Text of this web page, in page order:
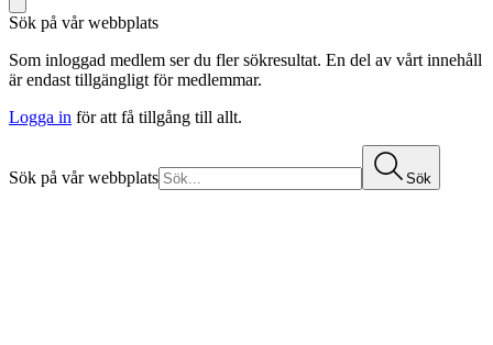
Sök på vår webbplats
Som inloggad medlem ser du fler sökresultat. En del av vårt innehåll
är endast tillgängligt för medlemmar.
Logga in för att få tillgång till allt.
Sök på vår webbplats Sök